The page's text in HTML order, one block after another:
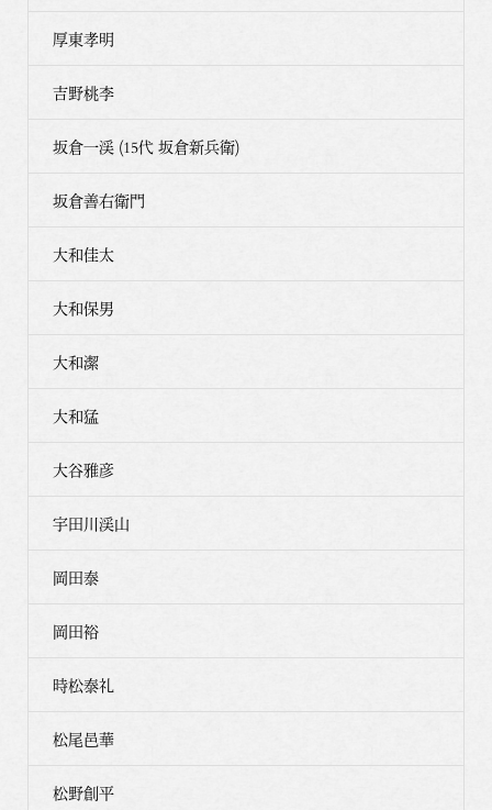
厚東孝明
吉野桃李
坂倉一渓 (15代 坂倉新兵衛)
坂倉善右衛門
大和佳太
大和保男
大和潔
大和猛
大谷雅彦
宇田川渓山
岡田泰
岡田裕
時松泰礼
松尾邑華
松野創平